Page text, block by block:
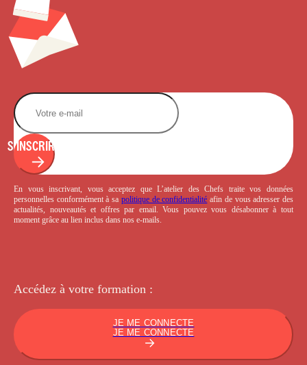
S'INSCRIRE
En vous inscrivant, vous acceptez que L’atelier des Chefs traite vos données
personnelles conformément à sa politique de confidentialité afin de vous adresser des
actualités, nouveautés et offres par email. Vous pouvez vous désabonner à tout
moment grâce au lien inclus dans nos e-mails.
Accédez à votre formation :
JE ME CONNECTE
JE ME CONNECTE